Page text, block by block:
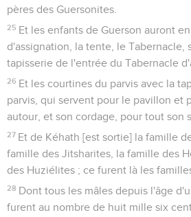
pères des Guersonites.
25 Et les enfants de Guerson auront
d'assignation, la tente, le Tabernacle,
tapisserie de l'entrée du Tabernacle
26 Et les courtines du parvis avec la
parvis, qui servent pour le pavillon et
autour, et son cordage, pour tout son
27 Et de Kéhath [est sortie] la famille
famille des Jitsharites, la famille des
des Huziélites ; ce furent là les
28 Dont tous les mâles depuis l'âge
furent au nombre de huit mille six